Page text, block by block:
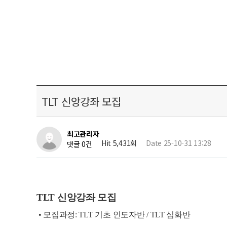
TLT 신앙강좌 모집
최고관리자
댓글 0건
Hit 5,431회 Date 25-10-31 13:28
TLT 신앙강좌 모집
• 모집과정: TLT 기초 인도자반 / TLT 심화반